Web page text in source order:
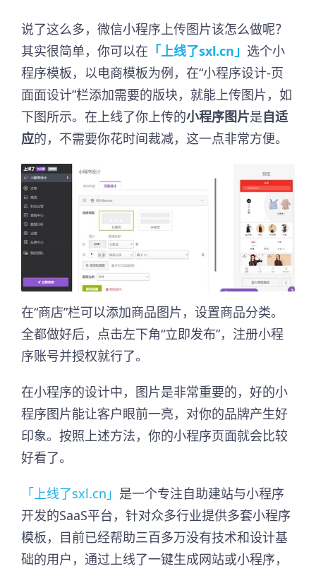
说了这么多，微信小程序上传图片该怎么做呢？
其实很简单，你可以在 「上线了sxl.cn」 选个小
程序模板，以电商模板为例，在“小程序设计-页
面面设计”栏添加需要的版块，就能上传图片，如
下图所示。在上线了你上传的小程序图片是自适
应的，不需要你花时间裁减，这一点非常方便。
在“商店”栏可以添加商品图片，设置商品分类。
全都做好后，点击左下角“立即发布”，注册小程
序账号并授权就行了。
在小程序的设计中，图片是非常重要的，好的小
程序图片能让客户眼前一亮，对你的品牌产生好
印象。按照上述方法，你的小程序页面就会比较
好看了。
「上线了sxl.cn」 是一个专注自助建站与小程序
开发的SaaS平台，针对众多行业提供多套小程序
模板，目前已经帮助三百多万没有技术和设计基
础的用户，通过上线了一键生成网站或小程序，